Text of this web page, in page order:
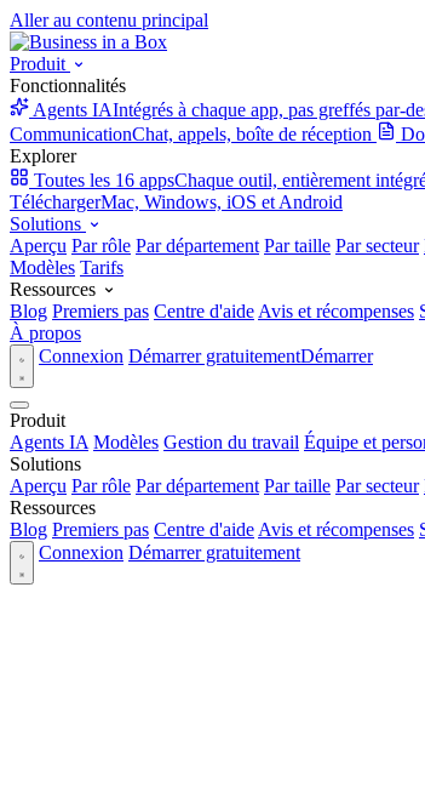
Aller au contenu principal
Produit
Fonctionnalités
Agents IAIntégrés à chaque app, pas greffés par-
CommunicationChat, appels, boîte de réception
Explorer
Toutes les 16 appsChaque outil, entièrement
TéléchargerMac, Windows, iOS et Android
Solutions
Aperçu Par rôle Par département Par taille Par secteur
Modèles Tarifs
Ressources
Blog Premiers pas Centre d'aide Avis et récompenses
À propos
Connexion Démarrer gratuitementDémarrer
Produit
Agents IA Modèles Gestion du travail Équipe et
Solutions
Aperçu Par rôle Par département Par taille Par secteur
Ressources
Blog Premiers pas Centre d'aide Avis et récompenses
Connexion Démarrer gratuitement